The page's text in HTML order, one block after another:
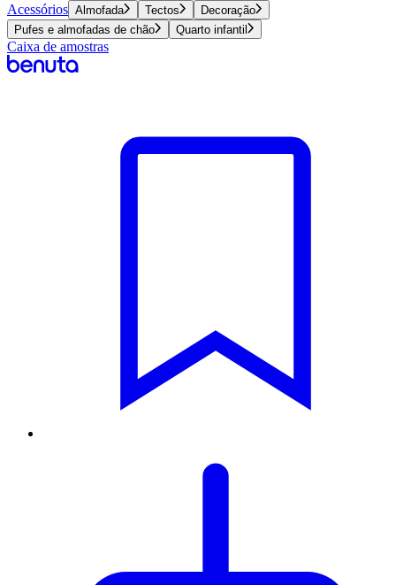
Acessórios Almofada Tectos
Decoração
Pufes e almofadas de chão
Quarto infantil
Caixa de amostras